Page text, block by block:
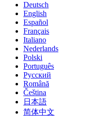
Deutsch
English
Español
Français
Italiano
Nederlands
Polski
Português
Pусский
Română
Čeština
日本語
简体中文